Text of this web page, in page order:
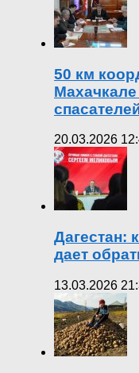
50 км
20.03.2026
Дагестан:
дает
13.03.2026